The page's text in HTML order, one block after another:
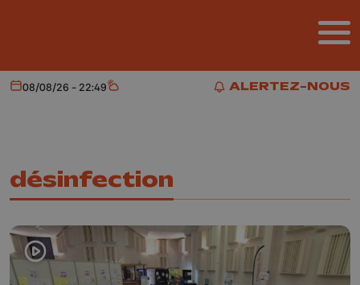
ALERTEZ-NOUS
ALERTEZ-NOUS
Aujourd'hui
08/08/26 - 22:49 Météo
désinfection